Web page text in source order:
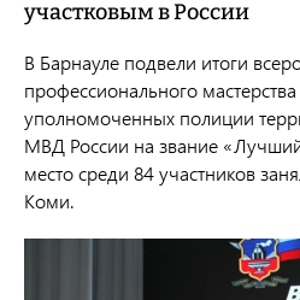
участковым в России
В Барнауле подвели итоги
профессионального
уполномоченных полиции
МВД России на звание
место среди 84 участников
Коми.